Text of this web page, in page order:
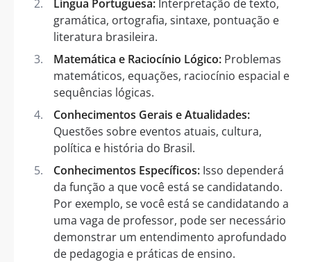
Língua Portuguesa: Interpretação de texto,
gramática, ortografia, sintaxe, pontuação e
literatura brasileira.
Matemática e Raciocínio Lógico: Problemas
matemáticos, equações, raciocínio espacial e
sequências lógicas.
Conhecimentos Gerais e Atualidades:
Questões sobre eventos atuais, cultura,
política e história do Brasil.
Conhecimentos Específicos: Isso dependerá
da função a que você está se candidatando.
Por exemplo, se você está se candidatando a
uma vaga de professor, pode ser necessário
demonstrar um entendimento aprofundado
de pedagogia e práticas de ensino.